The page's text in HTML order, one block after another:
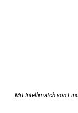
Mit Intellimatch von